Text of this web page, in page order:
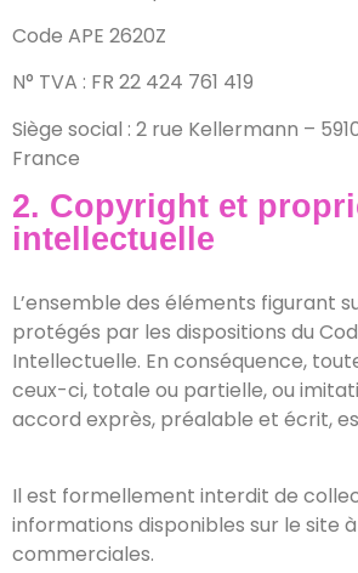
Code APE 2620Z
N° TVA : FR 22 424 761 419
Siège social : 2 rue Kellermann –
France
2. Copyright et
intellectuelle
L’ensemble des éléments figurant
protégés par les dispositions du
Intellectuelle. En conséquence,
ceux-ci, totale ou partielle, ou
accord exprès, préalable et écrit,
Il est formellement interdit de
informations disponibles sur le site
commerciales.